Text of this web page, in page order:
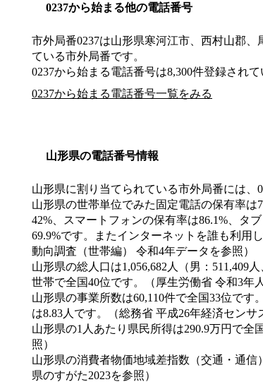
0237から始まる他の電話番号
市外局番0237は山形県寒河江市、西村山郡、
ている市外局番です。
0237から始まる電話番号は8,300件登録されて
0237から始まる電話番号一覧をみる
山形県の電話番号情報
山形県に割り当てられている市外局番には、
山形県の世帯単位でみた固定電話の保有率は
42%、スマートフォンの保有率は86.1%、タ
69.9%です。またインターネットを誰も利用
動向調査（世帯編） 令和4年データを参照）
山形県の総人口は1,056,682人（男：511,409
世帯で全国40位です。（厚生労働省 令和3年
山形県の事業所数は60,110件で全国33位です
は8.83人です。（総務省 平成26年経済センサ
山形県の1人あたり県民所得は290.9万円で全
照）
山形県の消費者物価地域差指数（交通・通
県のすがた2023を参照）